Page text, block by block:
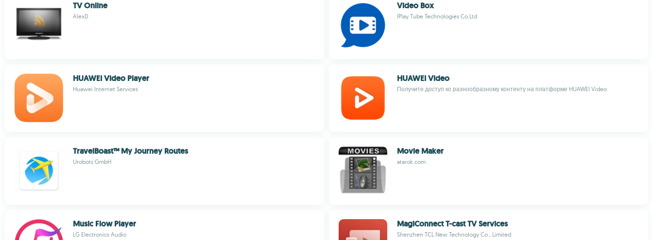
TV Online
AlexD
Video Box
IPlay Tube Technologies Co.Ltd
HUAWEI Video Player
Huawei Internet Services
HUAWEI Video
Получите доступ ко разнообразному контенту на платформе HUAWEI Video
TravelBoast™ My Journey Routes
Urobots GmbH
Movie Maker
atarok.com
Music Flow Player
LG Electronics Audio
MagiConnect T-cast TV Services
Shenzhen TCL New Technology Co., Limited